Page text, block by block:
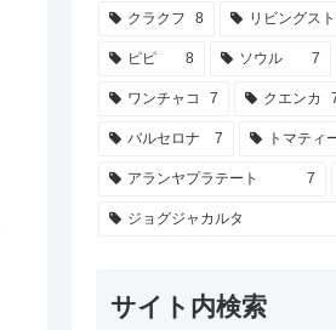
クラクフ 8 リビングス
ピピ 8 ソウル 7
ワンチャコ 7 クエンカ
バルセロナ 7 トマティ
アランヤプラテート 7
ジョグジャカルタ
サイト内検索